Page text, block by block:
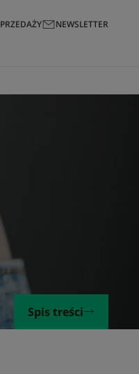
NEWSLETTER
Spis treści